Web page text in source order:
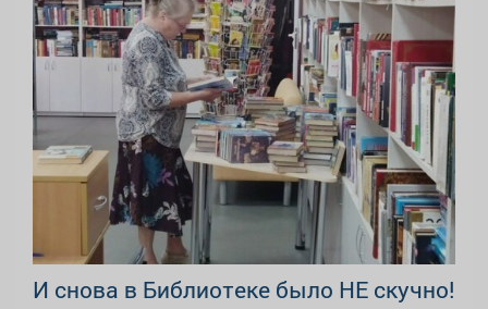
И снова в Библиотеке было НЕ скучно!